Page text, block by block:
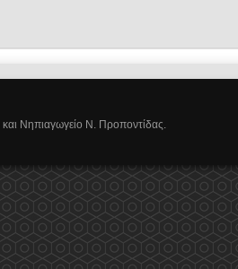
Νηπιαγωγείο Ν. Προποντίδας.